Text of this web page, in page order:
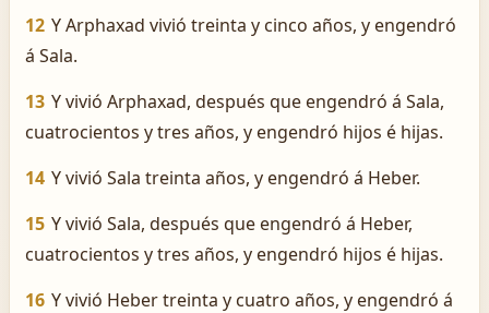
12 Y Arphaxad vivió treinta y cinco años, y engendró
á Sala.
13 Y vivió Arphaxad, después que engendró á Sala,
cuatrocientos y tres años, y engendró hijos é hijas.
14 Y vivió Sala treinta años, y engendró á Heber.
15 Y vivió Sala, después que engendró á Heber,
cuatrocientos y tres años, y engendró hijos é hijas.
16 Y vivió Heber treinta y cuatro años, y engendró á